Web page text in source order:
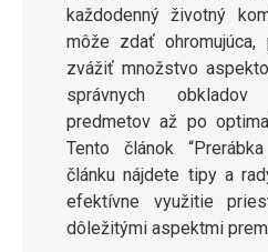
každodenný životný
môže zdať
zvážiť množstvo
správnych
predmetov až po
Tento článok
článku nájdete tipy a
efektívne využitie
dôležitými aspektmi